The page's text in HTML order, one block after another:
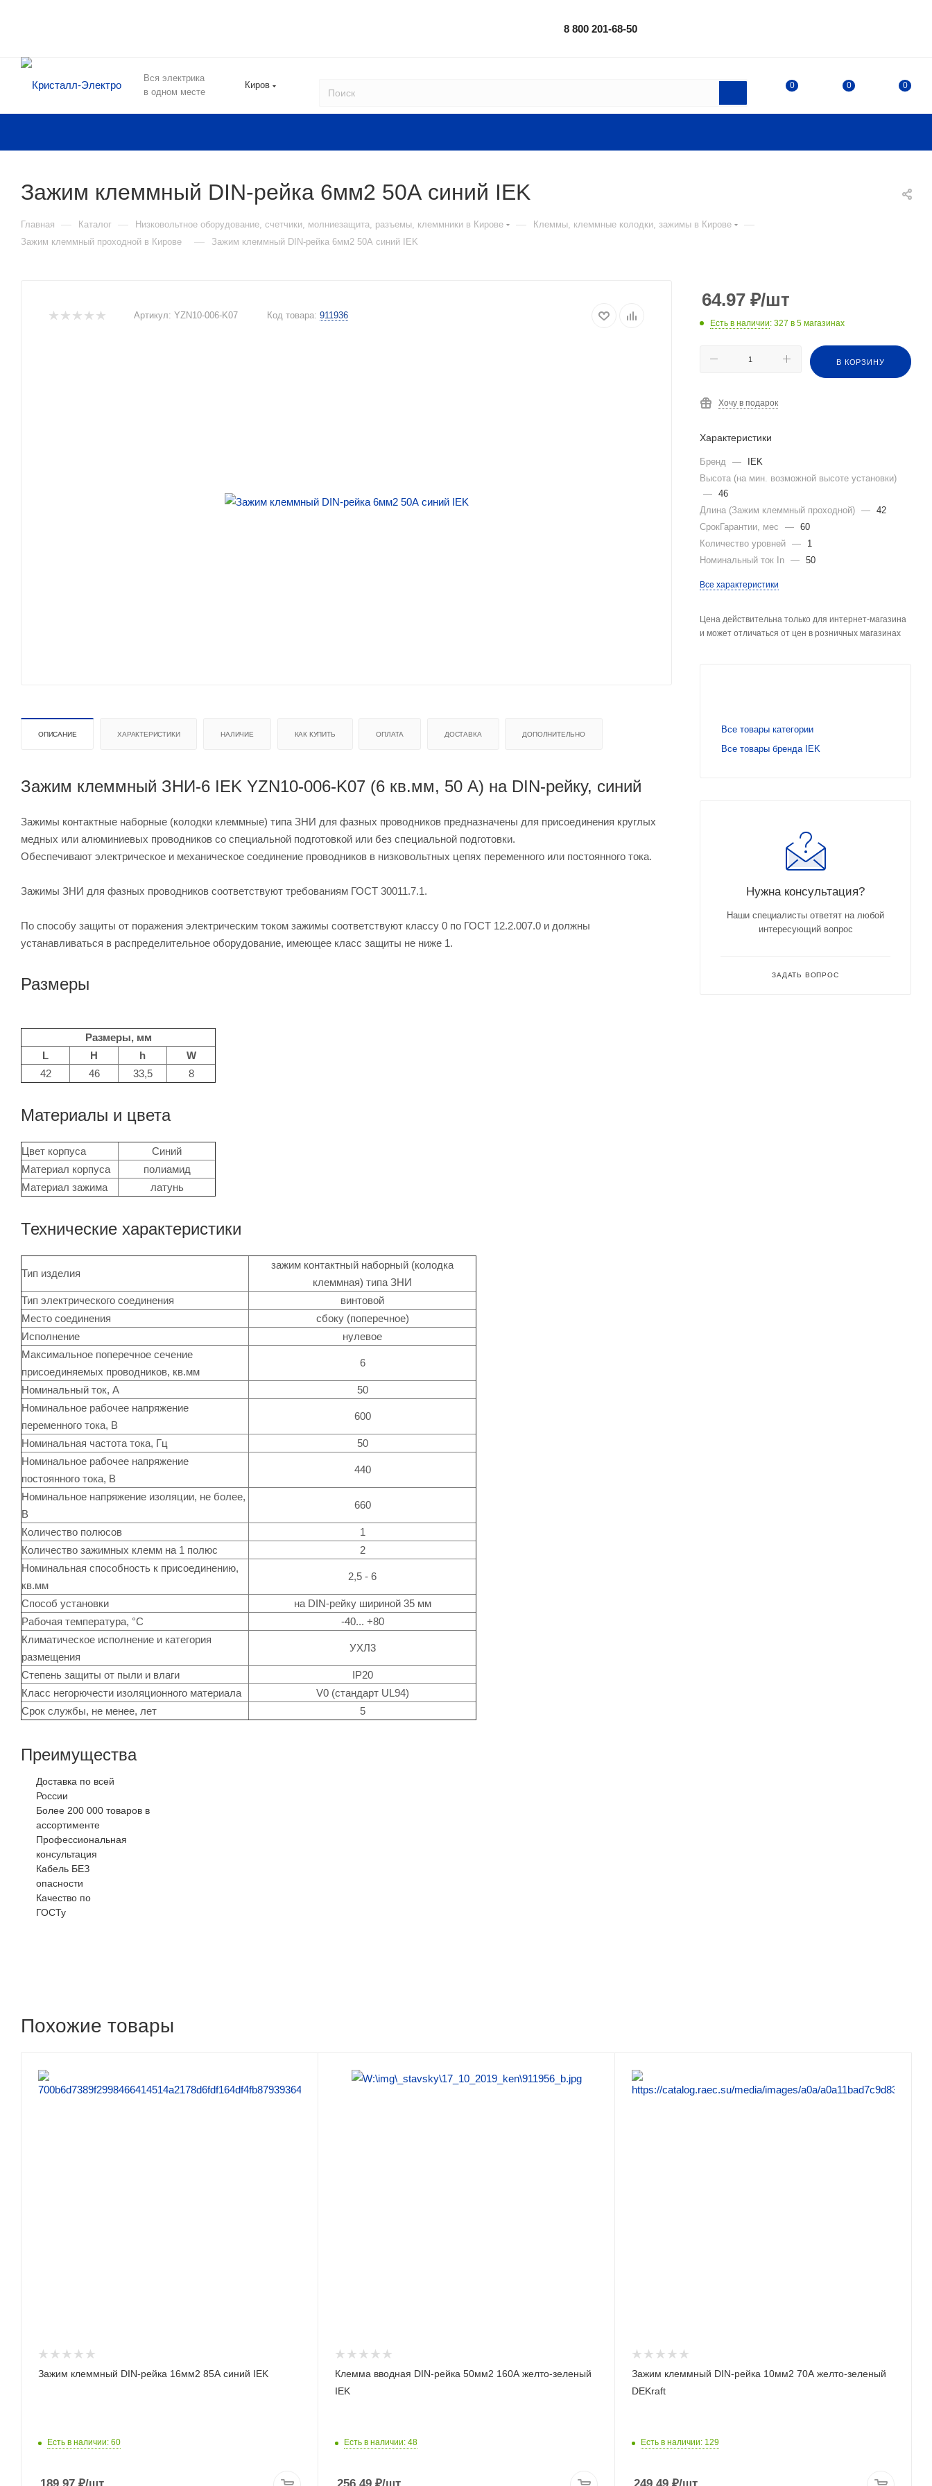
8 800 201-68-50
Вся электрика
в одном месте
Киров 0 0 0
Зажим клеммный DIN-рейка 6мм2 50А синий IEK
Главная — Каталог — Низковольтное оборудование, счетчики, молниезащита, разъемы, клеммники в Кирове — Клеммы, клеммные колодки, зажимы в Кирове —
Зажим клеммный проходной в Кирове — Зажим клеммный DIN-рейка 6мм2 50А синий IEK
Артикул: YZN10-006-K07 Код товара: 911936
ОПИСАНИЕ ХАРАКТЕРИСТИКИ НАЛИЧИЕ КАК КУПИТЬ ОПЛАТА ДОСТАВКА ДОПОЛНИТЕЛЬНО
Зажим клеммный ЗНИ-6 IEK YZN10-006-K07 (6 кв.мм, 50 А) на DIN-рейку, синий
Зажимы контактные наборные (колодки клеммные) типа ЗНИ для фазных проводников предназначены для присоединения круглых
медных или алюминиевых проводников со специальной подготовкой или без специальной подготовки.
Обеспечивают электрическое и механическое соединение проводников в низковольтных цепях переменного или постоянного тока.
Зажимы ЗНИ для фазных проводников соответствуют требованиям ГОСТ 30011.7.1.
По способу защиты от поражения электрическим током зажимы соответствуют классу 0 по ГОСТ 12.2.007.0 и должны
устанавливаться в распределительное оборудование, имеющее класс защиты не ниже 1.
Размеры
Размеры, мм
L
H h
W
42
46 33,5 8
Материалы и цвета
Цвет корпуса
Синий
Материал корпуса
полиамид
Материал зажима
латунь
Технические характеристики
Тип изделия
зажим контактный наборный (колодка
клеммная) типа ЗНИ
Тип электрического соединения
винтовой
Место соединения
сбоку (поперечное)
Исполнение
нулевое
Максимальное поперечное сечение
присоединяемых проводников, кв.мм
6
Номинальный ток, А
50
Номинальное рабочее напряжение
переменного тока, В
600
Номинальная частота тока, Гц
50
Номинальное рабочее напряжение
постоянного тока, В
440
Номинальное напряжение изоляции, не более,
В
660
Количество полюсов
1
Количество зажимных клемм на 1 полюс
2
Номинальная способность к присоединению,
кв.мм
2,5 - 6
Способ установки
на DIN-рейку шириной 35 мм
Рабочая температура, °C
-40... +80
Климатическое исполнение и категория
размещения
УХЛ3
Степень защиты от пыли и влаги
IP20
Класс негорючести изоляционного материала
V0 (стандарт UL94)
Срок службы, не менее, лет
5
Преимущества
Доставка по всей
России
Более 200 000 товаров в
ассортименте
Профессиональная
консультация
Кабель БЕЗ
опасности
Качество по
ГОСТу
64.97 ₽/шт
Есть в наличии: 327 в 5 магазинах
В КОРЗИНУ
Хочу в подарок
Характеристики
Бренд —
IEK
Высота (на мин. возможной высоте установки)
— 46
Длина (Зажим клеммный проходной) — 42
СрокГарантии, мес
— 60
Количество уровней —
1
Номинальный ток In — 50
Все характеристики
Цена действительна только для интернет-магазина
и может отличаться от цен в розничных магазинах
Все товары категории
Все товары бренда IEK
Нужна консультация?
Наши специалисты ответят на любой
интересующий вопрос
ЗАДАТЬ ВОПРОС
Похожие товары
Зажим клеммный DIN-рейка 16мм2 85А синий IEK
Есть в наличии: 60
Клемма вводная DIN-рейка 50мм2 160А желто-зеленый
IEK
Есть в наличии: 48
Зажим клеммный DIN-рейка 10мм2 70А желто-зеленый
DEKraft
Есть в наличии: 129